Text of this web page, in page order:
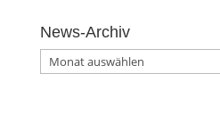
News-Archiv
News-
Archiv